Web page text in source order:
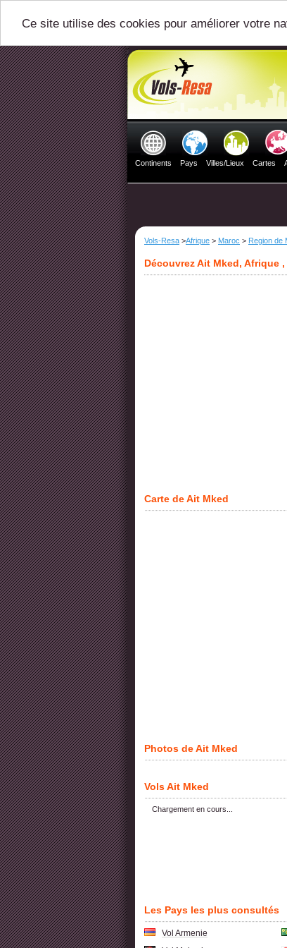
Ce site utilise des cookies pour améliorer votre
Continents Pays Villes/Lieux Cartes
Vols-Resa >Afrique > Maroc > Region de
Découvrez Ait Mked, Afrique
Carte de Ait Mked
Photos de Ait Mked
Vols Ait Mked
Chargement en cours...
Les Pays les plus consultés
Vol Armenie